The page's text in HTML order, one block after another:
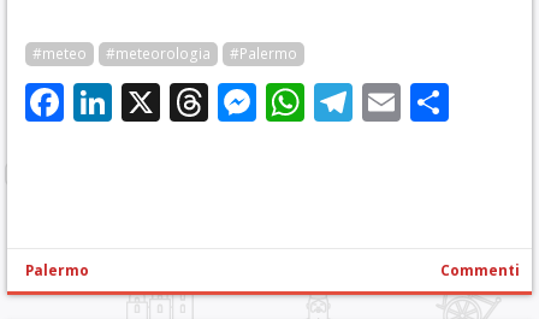
#meteo #meteorologia #Palermo
Facebook
LinkedIn
X Threads
Messenger
WhatsApp
Telegram
Email
Palermo Commenti